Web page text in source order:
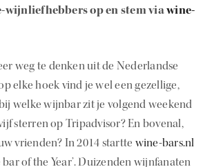
wijnliefhebbers op en stem viawine-
weg te denken uit de Nederlandse
elke hoek vind je wel een gezellige,
welke wijnbar zit je volgend weekend
sterren op Tripadvisor? En bovenal,
vrienden? In 2014 startte wine-bars.nl
of the Year’. Duizenden wijnfanaten